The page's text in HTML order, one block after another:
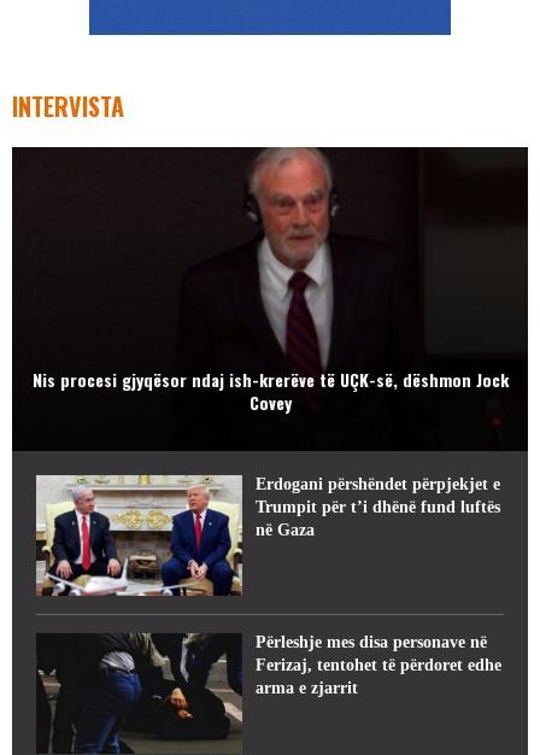
INTERVISTA
Nis procesi gjyqësor ndaj ish-krerëve të UÇK-së, dëshmon Jock
Covey
Erdogani përshëndet përpjekjet e
Trumpit për t’i dhënë fund luftës
në Gaza
Përleshje mes disa personave në
Ferizaj, tentohet të përdoret edhe
arma e zjarrit